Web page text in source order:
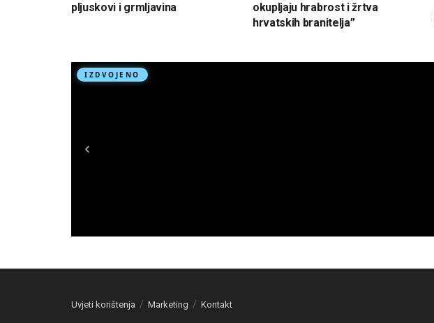
pljuskovi i grmljavina
okupljaju hrabrost i žrtva
hrvatskih branitelja”
Uvjeti korištenja Marketing Kontakt